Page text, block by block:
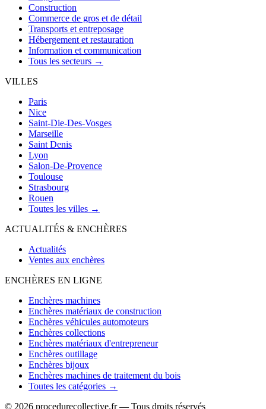
Construction
Commerce de gros et de détail
Transports et entreposage
Hébergement et restauration
Information et communication
Tous les secteurs →
VILLES
Paris
Nice
Saint-Die-Des-Vosges
Marseille
Saint Denis
Lyon
Salon-De-Provence
Toulouse
Strasbourg
Rouen
Toutes les villes →
ACTUALITÉS & ENCHÈRES
Actualités
Ventes aux enchères
ENCHÈRES EN LIGNE
Enchères machines
Enchères matériaux de construction
Enchères véhicules automoteurs
Enchères collections
Enchères matériaux d'entrepreneur
Enchères outillage
Enchères bijoux
Enchères machines de traitement du bois
Toutes les catégories →
© 2026 procedurecollective.fr — Tous droits réservés